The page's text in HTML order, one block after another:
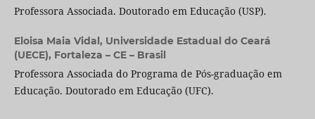
Professora Associada. Doutorado em Educação (USP).
Eloisa Maia Vidal, Universidade Estadual do Ceará
(UECE), Fortaleza – CE – Brasil
Professora Associada do Programa de Pós-graduação em
Educação. Doutorado em Educação (UFC).